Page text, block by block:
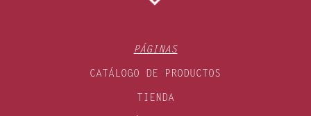
PÁGINAS
CATÁLOGO DE PRODUCTOS
TIENDA